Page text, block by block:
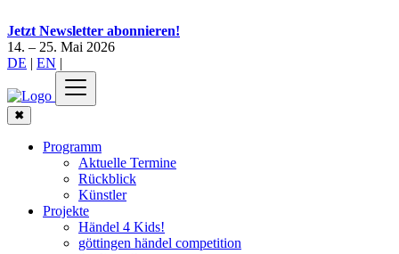
Jetzt Newsletter abonnieren!
14. – 25. Mai 2026
DE | EN |
✖
Programm
Aktuelle Termine
Rückblick
Künstler
Projekte
Händel 4 Kids!
göttingen händel competition